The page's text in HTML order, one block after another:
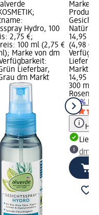
Hydro, 100
2,75 €;
100 ml (2,75 €
Marke von dm
Lieferbar,
dm Markt
Marke:
14,95 €;
(4,98 €
Markt
14,95 €
300 ml
Rosense
100%
dm